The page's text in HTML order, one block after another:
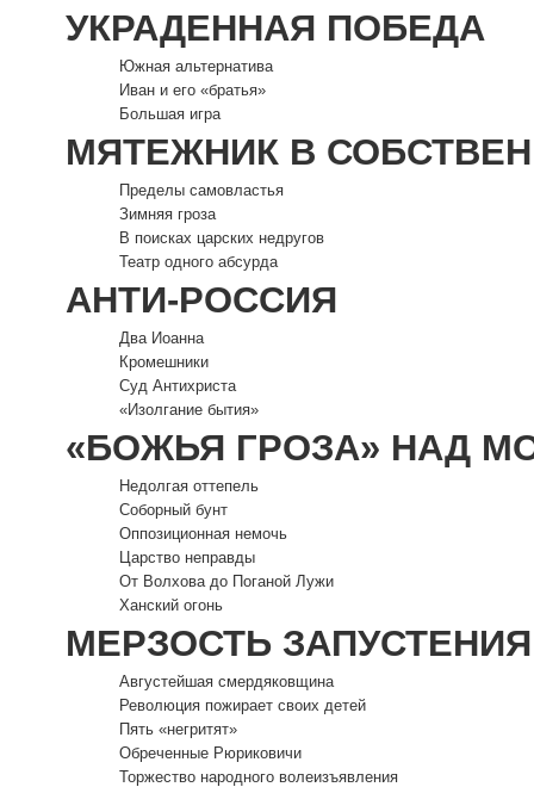
УКРАДЕННАЯ ПОБЕДА
Южная альтернатива
Иван и его «братья»
Большая игра
МЯТЕЖНИК В
Пределы самовластья
Зимняя гроза
В поисках царских недругов
Театр одного абсурда
АНТИ-РОССИЯ
Два Иоанна
Кромешники
Суд Антихриста
«Изолгание бытия»
«БОЖЬЯ ГРОЗА» НАД
Недолгая оттепель
Соборный бунт
Оппозиционная немочь
Царство неправды
От Волхова до Поганой Лужи
Ханский огонь
МЕРЗОСТЬ ЗАПУСТЕНИЯ
Августейшая смердяковщина
Революция пожирает своих детей
Пять «негритят»
Обреченные Рюриковичи
Торжество народного волеизъявления